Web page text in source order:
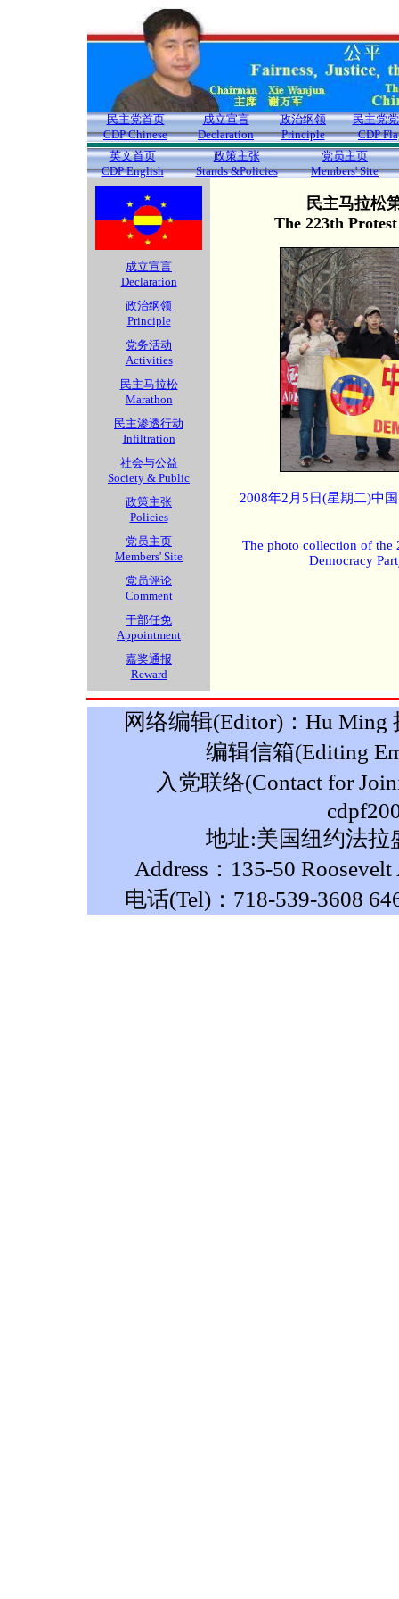
民主党首页
CDP Chinese
成立宣言
Declaration
政治纲领
Principle
民主党
CDP
英文首页
CDP English
政策主张
Stands &Policies
党员主页
Members' Site
成立宣言
Declaration
政治纲领
Principle
党务活动
Activities
民主马拉松
Marathon
民主渗透行动
Infiltration
社会与公益
Society & Public
政策主张
Policies
党员主页
Members' Site
党员评论
Comment
干部任免
Appointment
嘉奖通报
Reward
民主马拉松
The 223th
2008年2月5日(星期二)中
The photo collection of the
Democracy
网络编辑(Editor)：Hu Ming
编辑信箱(Editing
入党联络(Contact for
地址:美国纽约法拉
Address：135-50
电话(Tel)：718-539-3608